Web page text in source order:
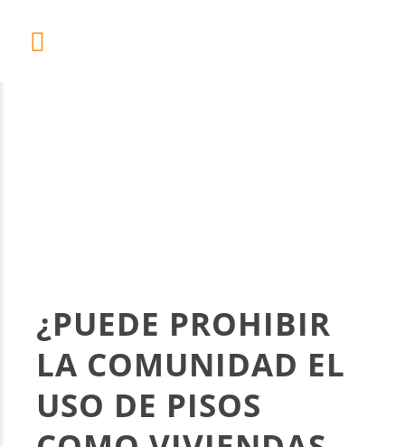
¿PUEDE PROHIBIR
LA COMUNIDAD EL
USO DE PISOS